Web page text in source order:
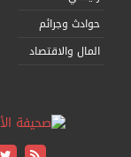
حوادث وجرائم
المال والاقتصاد